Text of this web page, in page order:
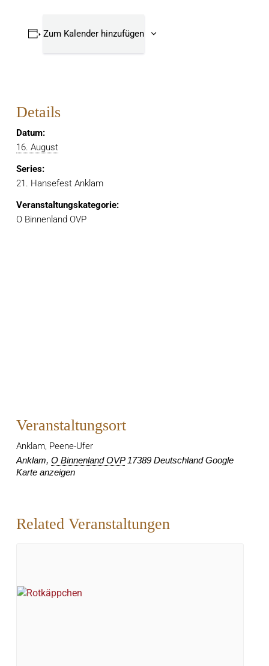
Zum Kalender hinzufügen
Details
Datum:
16. August
Series:
21. Hansefest Anklam
Veranstaltungskategorie:
O Binnenland OVP
Veranstaltungsort
Anklam, Peene-Ufer
Anklam, O Binnenland OVP 17389 Deutschland Google
Karte anzeigen
Related Veranstaltungen